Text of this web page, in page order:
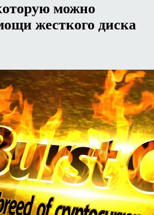
можно
жесткого диска